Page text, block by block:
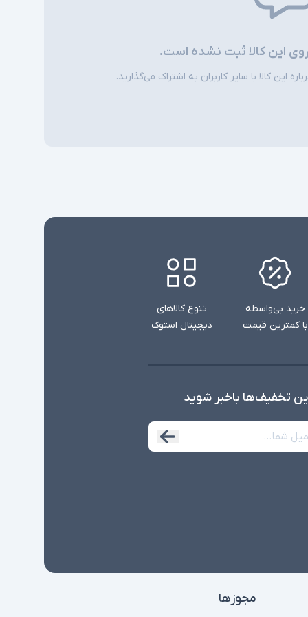
وجود ندارند
این کالا ثبت نشده است.
این کالا با سایر کاربران به اشتراک می‌گذارید.
خرید بی‌واسطه
با کمترین قیمت
تنوع کالاهای
دیجیتال استوک
تخفیف‌ها با‌خبر شوید
مجوزها